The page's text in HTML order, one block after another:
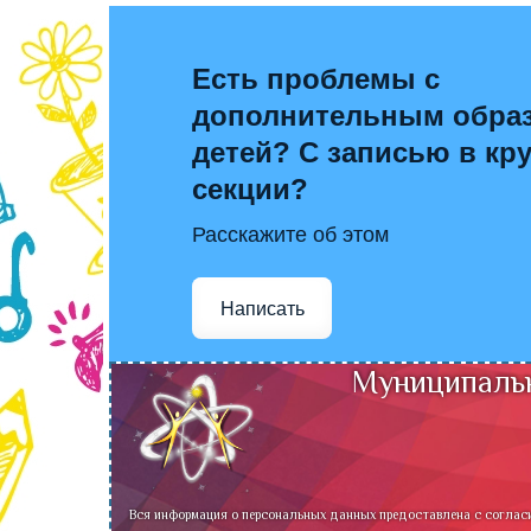
Есть проблемы с
дополнительным
детей? С записью в
секции?
Расскажите об этом
Написать
Вся информация о персональных данных предоставлена с